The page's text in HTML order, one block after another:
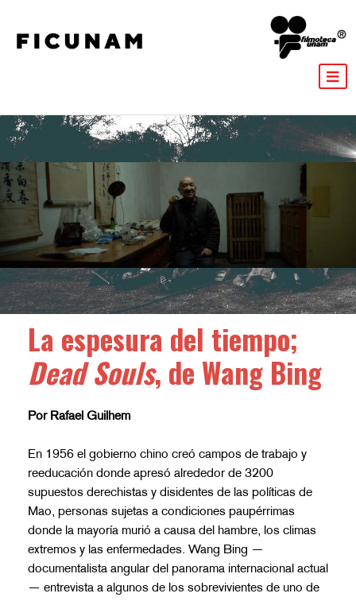
La espesura del tiempo;
Dead Souls, de Wang Bing
Por Rafael Guilhem
En 1956 el gobierno chino creó campos de trabajo y
reeducación donde apresó alrededor de 3200
supuestos derechistas y disidentes de las políticas de
Mao, personas sujetas a condiciones paupérrimas
donde la mayoría murió a causa del hambre, los climas
extremos y las enfermedades. Wang Bing —
documentalista angular del panorama internacional actual
— entrevista a algunos de los sobrevivientes de uno de